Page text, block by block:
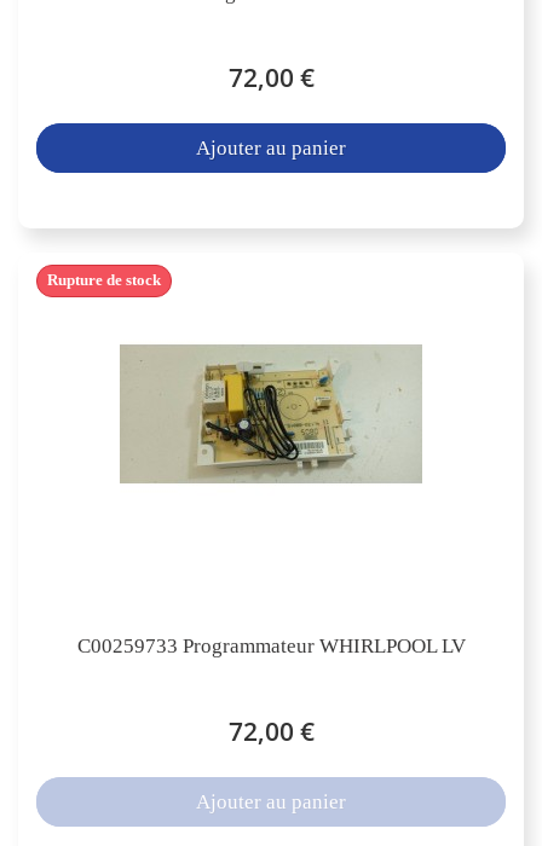
72,00 €
Ajouter au panier
C00259733 Programmateur WHIRLPOOL LV
72,00 €
Rupture de stock
Ajouter au panier